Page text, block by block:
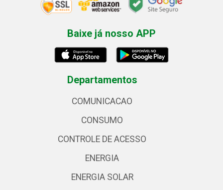
Baixe já nosso APP
Departamentos
COMUNICACAO
CONSUMO
CONTROLE DE ACESSO
ENERGIA
ENERGIA SOLAR